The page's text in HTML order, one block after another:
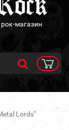
магазин
Lords"